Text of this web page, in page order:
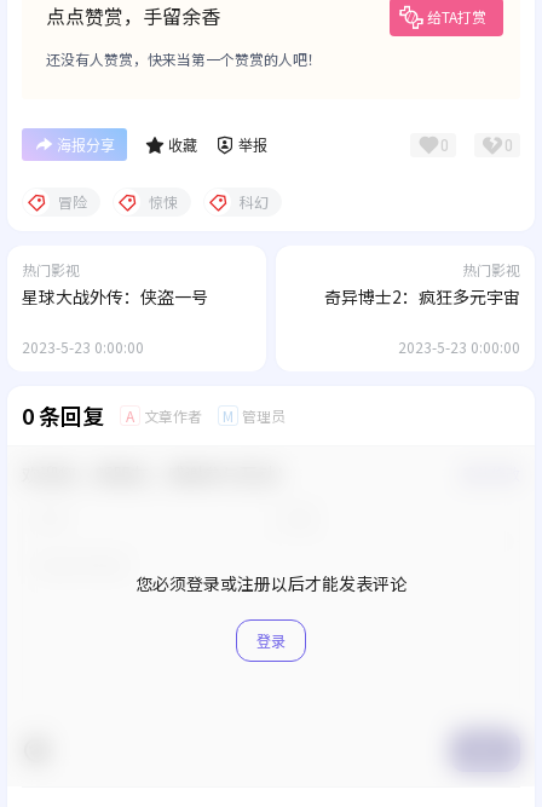
点点赞赏，手留余香 给TA打赏
还没有人赞赏，快来当第一个赞赏的人吧！
海报分享 收藏 举报 0 0
冒险 惊悚 科幻
热门影视
星球大战外传：侠盗一号
2023-5-23 0:00:00
热门影视
奇异博士2：疯狂多元宇宙
2023-5-23 0:00:00
0 条回复 A 文章作者 M 管理员
您必须登录或注册以后才能发表评论
登录